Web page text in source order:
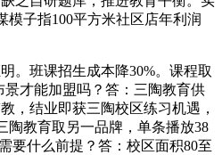
模子指100平方米社区店年利润
班课招生成本降30%。课程取
景才能加盟吗？答：三陶教育供
，结业即获三陶校区练习机遇，
陶教育取另一品牌，单条播放38
要什么前提？答：校区面积80至